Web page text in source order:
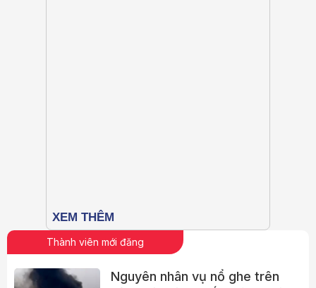
Thành viên mới đăng
Nguyên nhân vụ nổ ghe trên